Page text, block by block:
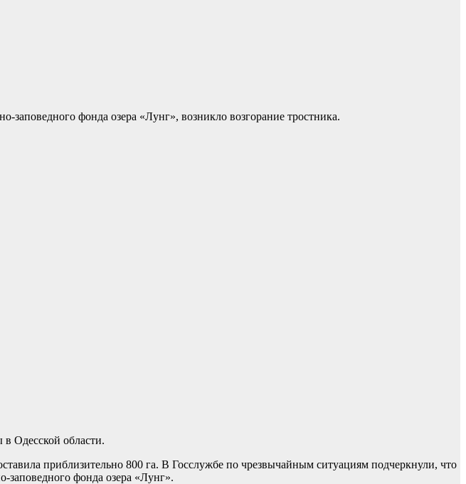
заповедного фонда озера «Лунг», возникло возгорание тростника.
Одесской области.
приблизительно 800 га. В Госслужбе по чрезвычайным ситуациям подчеркнули, что
заповедного фонда озера «Лунг».